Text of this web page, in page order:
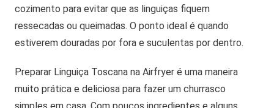
cozimento para evitar que as linguiças fiquem
ressecadas ou queimadas. O ponto ideal é quando
estiverem douradas por fora e suculentas por dentro.
Preparar Linguiça Toscana na Airfryer é uma maneira
muito prática e deliciosa para fazer um churrasco